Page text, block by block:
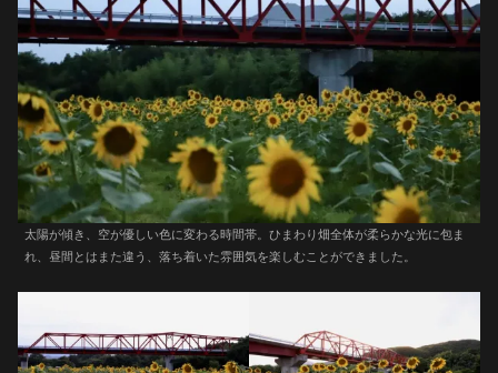
太陽が傾き、空が優しい色に変わる時間帯。ひまわり畑全体が柔らかな光に包ま
れ、昼間とはまた違う、落ち着いた雰囲気を楽しむことができました。